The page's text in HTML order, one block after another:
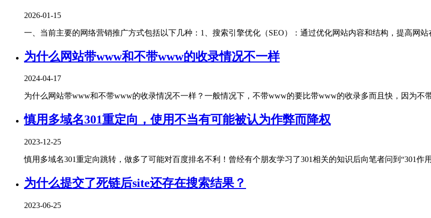
2026-01-15
一、当前主要的网络营销推广方式包括以下几种‌：1、‌搜索引擎优化（SEO）‌：通过优化网站内容和结构，提高网站
为什么网站带www和不带www的收录情况不一样
2024-04-17
为什么网站带www和不带www的收录情况不一样？一般情况下，不带www的要比带www的收录多而且快，因为不
慎用多域名301重定向，使用不当有可能被认为作弊而降权
2023-12-25
慎用多域名301重定向跳转，做多了可能对百度排名不利！曾经有个朋友学习了301相关的知识后向笔者问到“301作
为什么提交了死链后site还存在搜索结果？
2023-06-25